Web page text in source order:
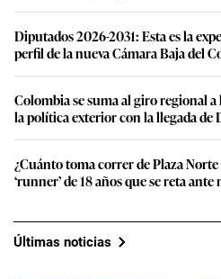
Diputados 2026-2031: Esta es la
perfil de la nueva Cámara Baja del
Colombia se suma al giro regional
la política exterior con la llegada de
¿Cuánto toma correr de Plaza
‘runner’ de 18 años que se reta
Últimas noticias